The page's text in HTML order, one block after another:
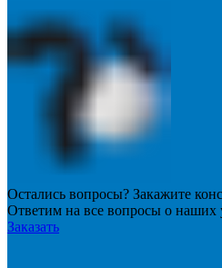
Остались вопросы? Закажите
Ответим на все вопросы о наших
Заказать